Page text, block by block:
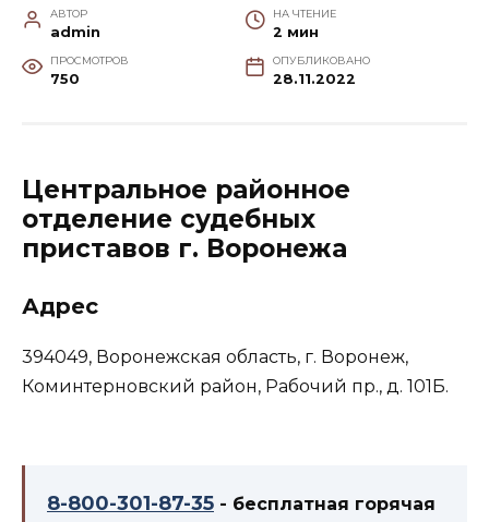
АВТОР
admin
НА ЧТЕНИЕ
2 мин
ПРОСМОТРОВ
750
ОПУБЛИКОВАНО
28.11.2022
Центральное районное
отделение судебных
приставов г. Воронежа
Адрес
394049, Воронежская область, г. Воронеж, ​
Коминтерновский район, Рабочий пр., д. 101Б.
8-800-301-87-35 - бесплатная горячая